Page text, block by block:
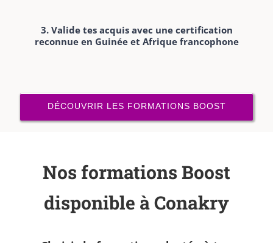
3. Valide tes acquis avec une certification
reconnue en Guinée et Afrique francophone
DÉCOUVRIR LES FORMATIONS BOOST
Nos formations Boost
disponible à Conakry